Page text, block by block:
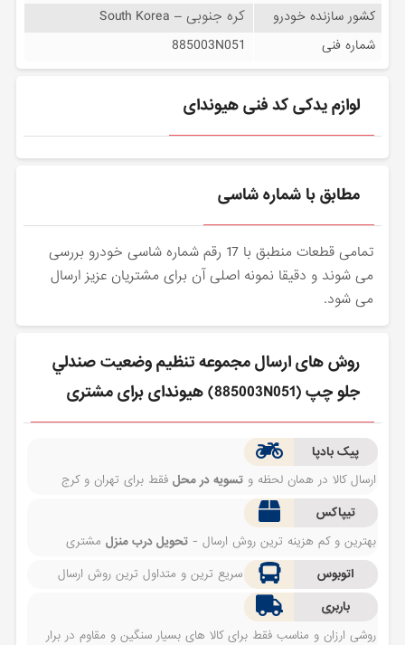
کشور سازنده خودرو کره جنوبی – South Korea
شماره فنی 885003N051
لوازم یدکی کد فنی هیوندای
مطابق با شماره شاسی
تمامی قطعات منطبق با 17 رقم شماره شاسی خودرو بررسی
می شوند و دقیقا نمونه اصلی آن برای مشتریان عزیز ارسال
می شود.
روش های ارسال مجموعه تنظيم وضعيت صندلي
جلو چپ (885003N051) هیوندای برای مشتری
پیک بادپا
ارسال کالا در همان لحظه وتسویه در محل فقط برای تهران و کرج
تیپاکس
بهترین و کم هزینه ترین روش ارسال -تحویل درب منزل مشتری
اتوبوس
سریع ترین و متداول ترین روش ارسال
باربری
روشی ارزان و مناسب فقط برای کالا های بسیار سنگین و مقاوم در برار